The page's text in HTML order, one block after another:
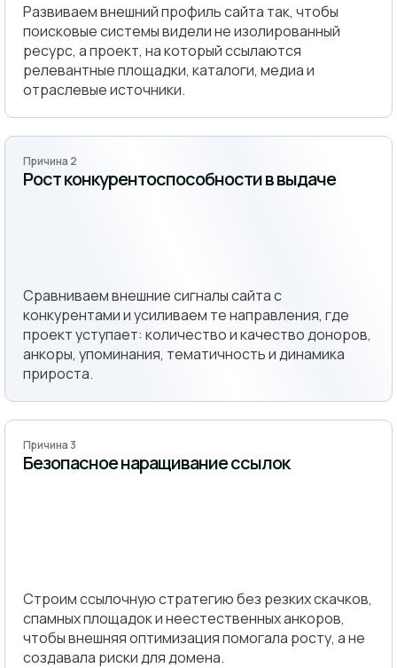
Развиваем внешний профиль сайта так, чтобы
поисковые системы видели не изолированный
ресурс, а проект, на который ссылаются
релевантные площадки, каталоги, медиа и
отраслевые источники.
Причина 2
Рост конкурентоспособности в выдаче
Сравниваем внешние сигналы сайта с
конкурентами и усиливаем те направления, где
проект уступает: количество и качество доноров,
анкоры, упоминания, тематичность и динамика
прироста.
Причина 3
Безопасное наращивание ссылок
Строим ссылочную стратегию без резких скачков,
спамных площадок и неестественных анкоров,
чтобы внешняя оптимизация помогала росту, а не
создавала риски для домена.